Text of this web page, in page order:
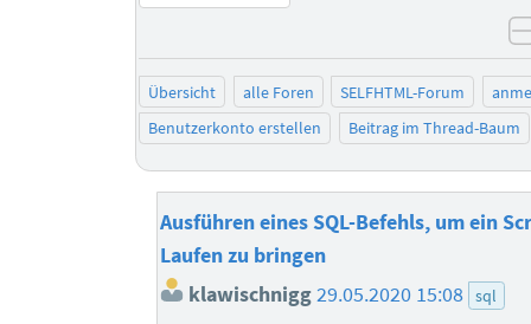
Übersicht alle Foren SELFHTML-Forum
Benutzerkonto erstellen
Beitrag im Thread-Baum
Ausführen eines SQL-Befehls, um ein
Laufen zu bringen
klawischnigg29.05.2020 15:08 sql